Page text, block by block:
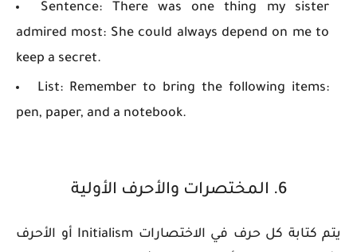
Sentence: There was one thing my sister
admired most: She could always depend on me to
keep a secret.
List: Remember to bring the following items:
pen, paper, and a notebook.
6. المختصرات والأحرف الأولية
يتم كتابة كل حرف في الاختصارات Initialism أو الأحرف